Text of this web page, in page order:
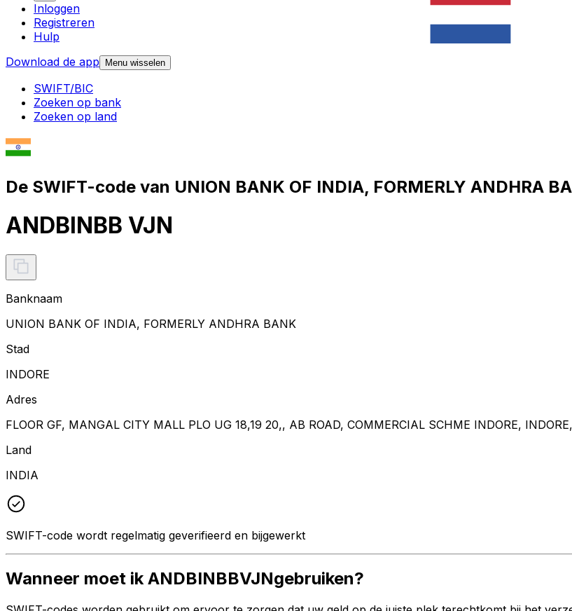
Inloggen
Registreren
Hulp
Download de app
Menu wisselen
SWIFT/BIC
Zoeken op bank
Zoeken op land
De SWIFT-code van UNION BANK OF INDIA, FORMERLY ANDHRA
ANDBINBB VJN
Banknaam
UNION BANK OF INDIA, FORMERLY ANDHRA BANK
Stad
INDORE
Adres
FLOOR GF, MANGAL CITY MALL PLO UG 18,19 20,, AB ROAD, COMMERCIAL SCHME INDORE,
Land
INDIA
SWIFT-code wordt regelmatig geverifieerd en bijgewerkt
Wanneer moet ik ANDBINBBVJNgebruiken?